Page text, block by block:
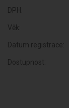
DPH:
Věk:
Datum registrace:
Dostupnost: